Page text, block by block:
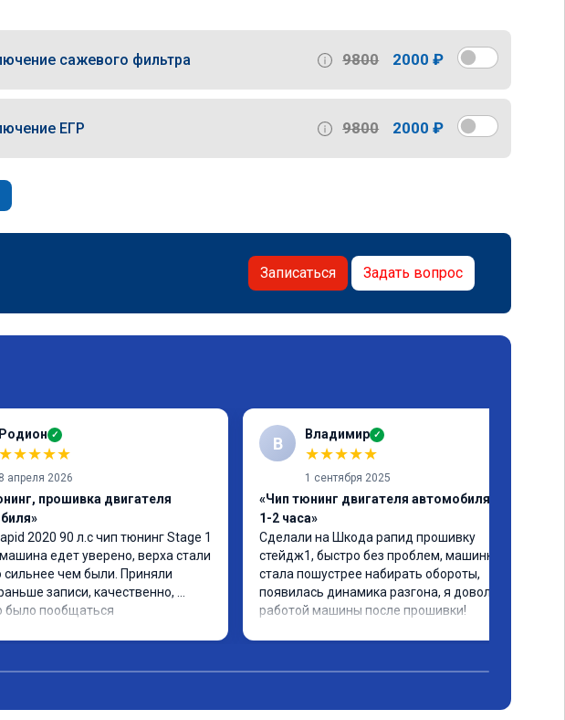
сажевого фильтра 9800 2000 ₽
ЕГР 9800 2000 ₽
Записаться Задать вопрос
Родион ✓
★★★★★
8 апреля 2026
прошивка двигателя
2020 90 л.с чип тюнинг Stage 1
едет уверено, верха стали
сильнее чем были. Приняли
записи, качественно,
было пообщаться
В Владимир ✓
★★★★★
1 сентября 2025
«Чип тюнинг двигателя автомобиля за
1-2 часа»
Сделали на Шкода рапид прошивку
стейдж1, быстро без проблем, машинка
стала пошустрее набирать обороты,
появилась динамика разгона, я доволен
работой машины после прошивки!